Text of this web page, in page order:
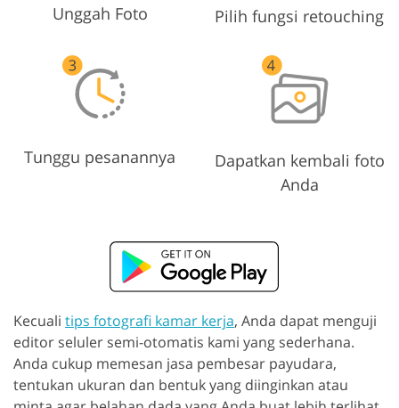
Unggah Foto Pilih fungsi retouching
Tunggu pesanannya
Dapatkan kembali foto
Anda
Kecuali tips fotografi kamar kerja, Anda dapat menguji
editor seluler semi-otomatis kami yang sederhana.
Anda cukup memesan jasa pembesar payudara,
tentukan ukuran dan bentuk yang diinginkan atau